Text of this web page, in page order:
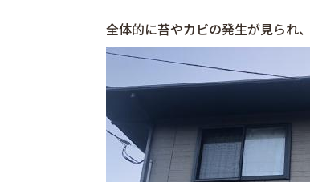
全体的に苔やカビの発生が見られ